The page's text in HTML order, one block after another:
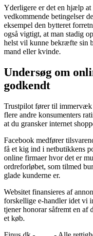
Yderligere er det en hjælp at
vedkommende betingelser
eksempel den bytteret
også vigtigt, at man stadig
helst vil kunne bekræfte sin
mand eller kvinde.
Undersøg om
godkendt
Trustpilot fører til immervæk
flere andre konsumenters
at du gransker internet
Facebook medfører
få et kig ind i netbutikkens
online firmaer hvor det er
ordreforløbet, som tilmed
glade kunderne er.
Websitet finansieres af
forskellige e-handler idet vi
tjener honorar såfremt en af
et køb.